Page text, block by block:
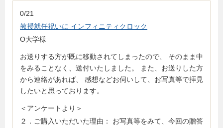
0/21
教授就任祝いに インフィニティクロック
O大学様
お送りする方が既に移動されてしまったので、 そのまま中
をみることなく、送付いたしました。 また、お送りした方
から連絡があれば、 感想などお伺いして、お写真等で拝見
したいと思っております。
＜アンケートより＞
２．ご購入いただいた理由： お写真等をみて、今回の贈答